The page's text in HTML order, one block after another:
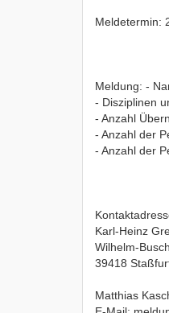
Meldetermin:
Meldung: -
- Disziplinen
- Anzahl
- Anzahl der
- Anzahl der
Karl-Heinz
Wilhelm-
39418
Matthias